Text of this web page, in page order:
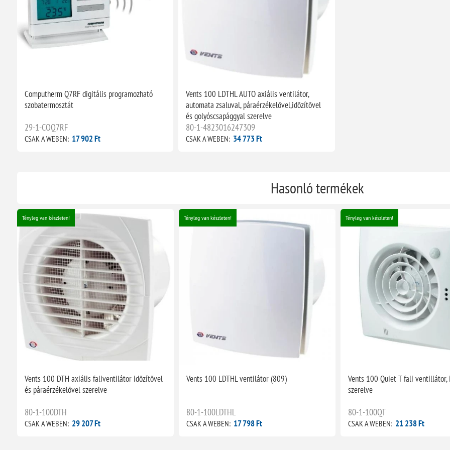
Computherm Q7RF digitális programozható
szobatermosztát
29-1-COQ7RF
CSAK A WEBEN: 17 902 Ft
Vents 100 LDTHL AUTO axiális ventilátor,
automata zsaluval, páraérzékelővel,időzítővel
és golyóscsapággyal szerelve
80-1-4823016247309
CSAK A WEBEN: 34 773 Ft
Hasonló termékek
Tényleg van készleten!
Vents 100 DTH axiális faliventilátor időzítővel
és páraérzékelővel szerelve
80-1-100DTH
CSAK A WEBEN: 29 207 Ft
Tényleg van készleten!
Vents 100 LDTHL ventilátor (809)
80-1-100LDTHL
CSAK A WEBEN: 17 798 Ft
Tényleg van készleten!
Vents 100 Quiet T fali ventillátor,
szerelve
80-1-100QT
CSAK A WEBEN: 21 238 Ft